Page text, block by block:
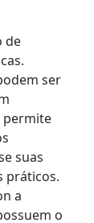
de
ser
permite
suas
práticos.
a
o